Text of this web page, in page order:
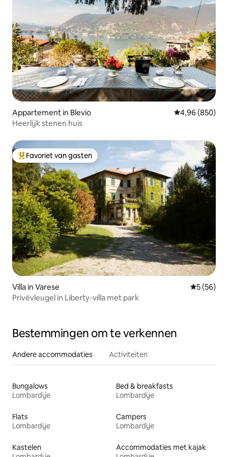
Appartement in Blevio Gemiddelde
4,96 (850)
Heerlijk stenen huis
Topfavoriet van gasten
Favoriet van gasten
Villa in Varese
5 (56)
Privévleugel in Liberty-villa met park
Bestemmingen om te verkennen
Andere accommodaties Activiteiten
Bungalows
Lombardije
Bed & breakfasts
Lombardije
Flats
Lombardije
Campers
Lombardije
Kastelen
Accommodaties met kajak